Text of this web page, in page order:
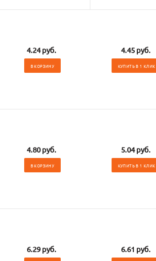
4.24 руб.
В КОРЗИНУ
4.45 руб.
КУПИТЬ В 1 КЛИК
4.80 руб.
В КОРЗИНУ
5.04 руб.
КУПИТЬ В 1 КЛИК
6.29 руб. 6.61 руб.